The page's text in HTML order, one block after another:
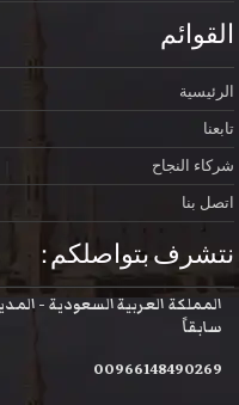
القوائم
الرئيسية
تابعنا
شركاء النجاح
اتصل بنا
نتشرف بتواصلكم :
المملكة العربية السعودية -
سابقاً
00966148490269